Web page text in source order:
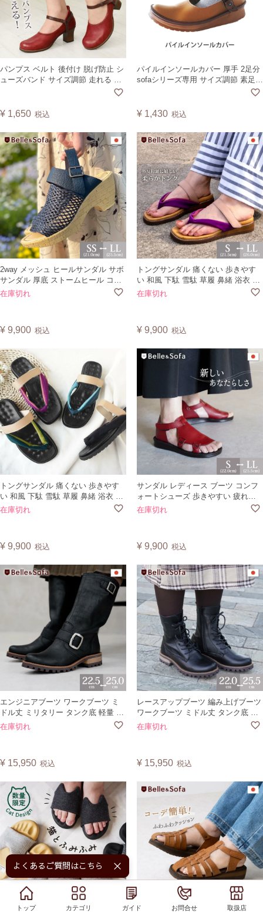
トップ カテゴリ ガイド お問合せ 取扱店
パンプス ベルト 後付け 脱げ防止 シ
ューズバンド サイズ調節 走れる 歩
きやすい 痛くない 就活 リクルート
PBELT
¥ 1,650 税込
パイルインソールカバー 厚手 2足分
sofaシリーズ専用 サイズ調節 素足で
製【CSF】
¥ 1,430 税込
2way メッシュ ヒールサンダル サボ
サンダル 厚底 ストームヒール コル
ク柄 ナチュラル ストラップ 走れる
在庫切れ
¥ 9,900 税込
トングサンダル 痛くない 歩きやす
い 和風 下駄 雪駄 草履 鼻緒 浴衣 着
物 大きいサイズ フラットシューズ
在庫切れ
¥ 9,900 税込
トングサンダル 痛くない 歩きやす
い 和風 下駄 雪駄 草履 鼻緒 浴衣 着
物 大きいサイズ フラットシューズ
在庫切れ
¥ 9,900 税込
サンダル レディース ブーツ コンフ
ォートシューズ 歩きやすい 疲れな
い 痛くない ゆったり カバードサン
在庫切れ
¥ 9,900 税込
エンジニアブーツ ワークブーツ ミ
ドル丈 ミリタリー タンク底 軽量 レ
ディース 日本製 B1847
在庫切れ
¥ 15,950 税込
レースアップブーツ 編み上げブーツ
ワークブーツ ミドル丈 タンク底 ミ
リタリー レディース 婦人靴 日本製
在庫切れ
¥ 15,950 税込
トップ カテゴリ ガイド お問合せ 取扱店
よくあるご質問はこちら！